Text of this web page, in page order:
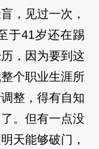
，见过一次，
于41岁还在踢
，因为要到这
个职业生涯所
整，得有自知
。但有一点没
天能够破门，